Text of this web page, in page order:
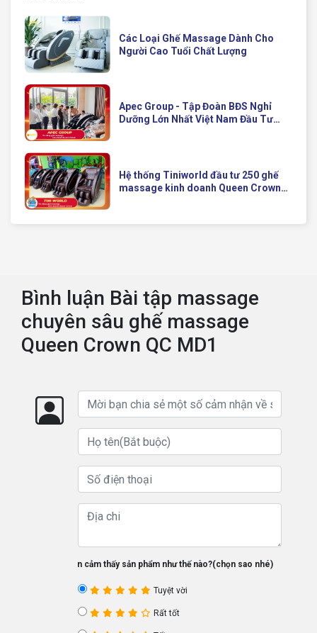
Các Loại Ghế Massage Dành Cho
Người Cao Tuổi Chất Lượng
Apec Group - Tập Đoàn BĐS Nghỉ
Dưỡng Lớn Nhất Việt Nam Đầu Tư
Hệ thống Tiniworld đầu tư 250 ghế
massage kinh doanh Queen Crown
Bình luận Bài tập massage
chuyên sâu ghế massage
Queen Crown QC MD1
Bạn cảm thấy sản phẩm như thế nào?(chọn sao nhé)
Tuyệt vời
Rất tốt